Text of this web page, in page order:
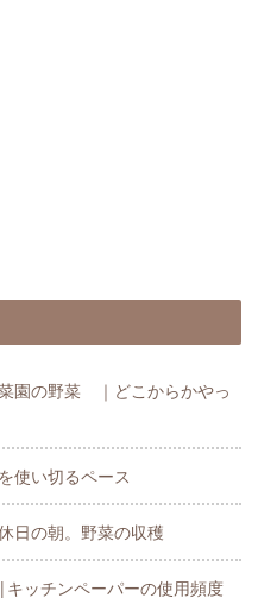
園の野菜 ｜どこからかやっ
い切るペース
の朝。野菜の収穫
ッチンペーパーの使用頻度